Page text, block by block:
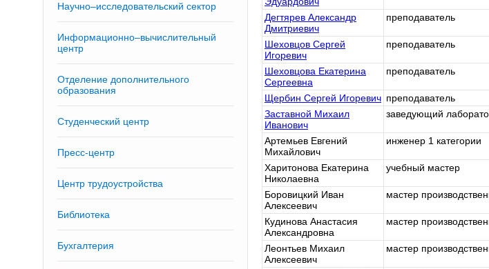
Научно–исследовательский сектор
Информационно–вычислительный
центр
Отделение дополнительного
образования
Студенческий центр
Пресс-центр
Центр трудоустройства
Библиотека
Бухгалтерия
Дегтярев Александр
Дмитриевич
преподаватель
Шеховцов Сергей
Игоревич
преподаватель
Шеховцова Екатерина
Сергеевна
преподаватель
Щербин Сергей Игоревич преподаватель
Заставной Михаил
Иванович
заведующий
Артемьев Евгений
Михайлович
инженер 1 категории
Харитонова Екатерина
Николаевна
учебный мастер
Боровицкий Иван
Алексеевич
мастер
Кудинова Анастасия
Александровна
мастер
Леонтьев Михаил
Алексеевич
мастер